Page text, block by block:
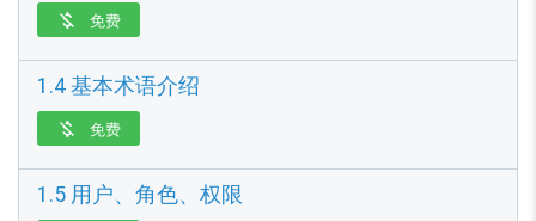
 免费
1.4 基本术语介绍
 免费
1.5 用户、角色、权限